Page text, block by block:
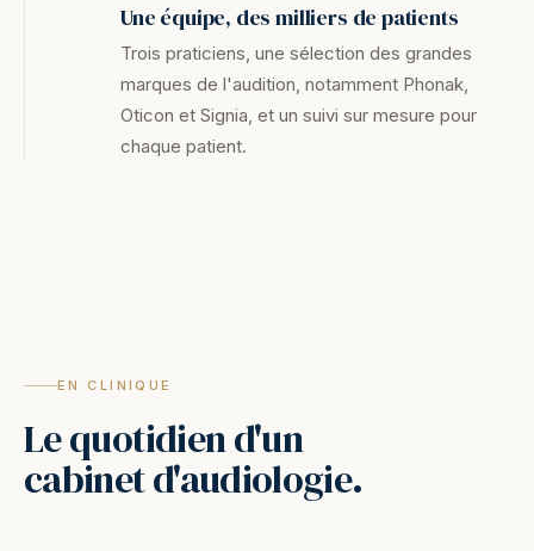
Une équipe, des milliers de patients
Trois praticiens, une sélection des grandes
marques de l'audition, notamment Phonak,
Oticon et Signia, et un suivi sur mesure pour
chaque patient.
EN CLINIQUE
Le quotidien d'un
cabinet d'audiologie.